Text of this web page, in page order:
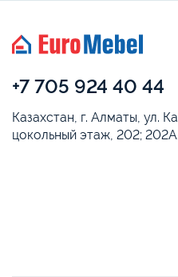
+7 705 924 40 44
Казахстан, г. Алматы, ул.
цокольный этаж, 202; 202А.